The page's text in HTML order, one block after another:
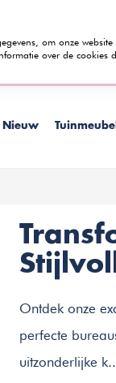
je dat je ook in
Nieuw
Ontdek onze
perfecte
uitzonderlijke
om onze
over de